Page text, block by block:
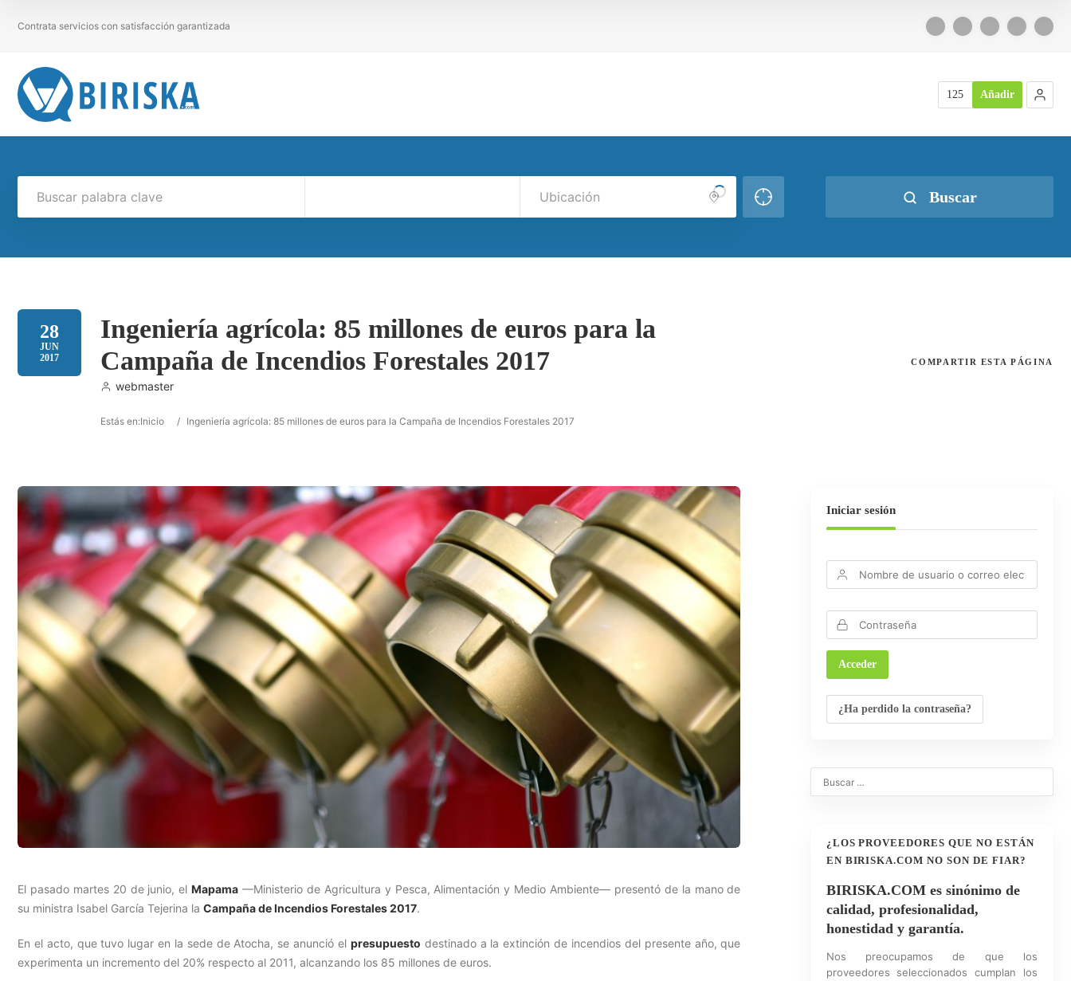
Contrata servicios con satisfacción garantizada
125 Añadir
Buscar
28
JUN
2017
Ingeniería agrícola: 85 millones de euros para la
Campaña de Incendios Forestales 2017
webmaster
Estás en:Inicio / Ingeniería agrícola: 85 millones de euros para la Campaña de Incendios Forestales 2017
COMPARTIR ESTA PÁGINA
El pasado martes 20 de junio, elMapama —Ministerio de Agricultura y Pesca, Alimentación y Medio Ambiente— presentó de la mano de
su ministra Isabel García Tejerina la Campaña de Incendios Forestales 2017.
En el acto, que tuvo lugar en la sede de Atocha, se anunció el presupuesto destinado a la extinción de incendios del presente año, que
experimenta un incremento del 20% respecto al 2011, alcanzando los 85 millones de euros.
Iniciar sesión
¿Ha perdido la contraseña?
¿LOS PROVEEDORES QUE NO ESTÁN
EN BIRISKA.COM NO SON DE FIAR?
BIRISKA.COM es sinónimo de
calidad, profesionalidad,
honestidad y garantía.
Nos preocupamos de que los
proveedores seleccionados cumplan los